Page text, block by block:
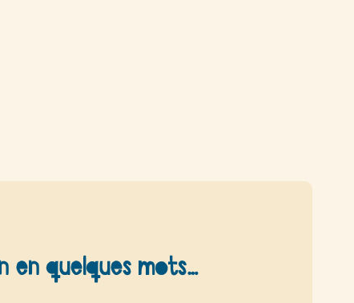
en quelques mots…